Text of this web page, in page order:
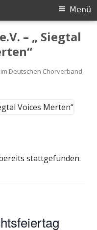
– „ Siegtal
Deutschen Chorverband
Menü
stattgefunden.